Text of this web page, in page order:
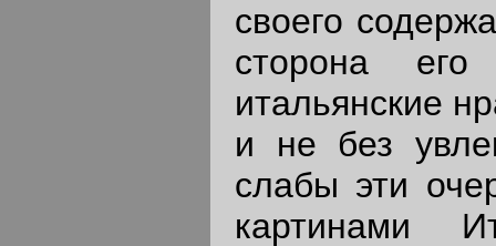
своего
сторона
итальянские
и не без
слабы эти
картинами